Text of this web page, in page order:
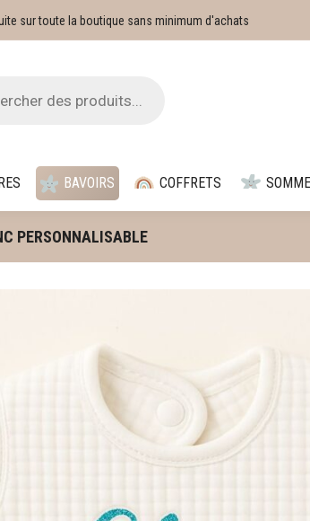
sur toute la boutique sans minimum d'achats
BAVOIRS COFFRETS
PERSONNALISABLE